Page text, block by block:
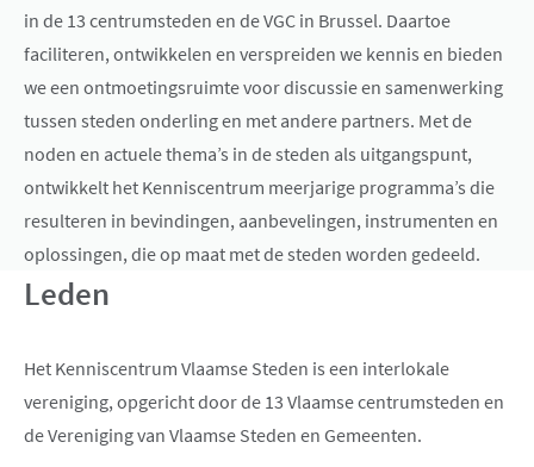
in de 13 centrumsteden en de VGC in Brussel. Daartoe
faciliteren, ontwikkelen en verspreiden we kennis en bieden
we een ontmoetingsruimte voor discussie en samenwerking
tussen steden onderling en met andere partners. Met de
noden en actuele thema’s in de steden als uitgangspunt,
ontwikkelt het Kenniscentrum meerjarige programma’s die
resulteren in bevindingen, aanbevelingen, instrumenten en
oplossingen, die op maat met de steden worden gedeeld.
Leden
Het Kenniscentrum Vlaamse Steden is een interlokale
vereniging, opgericht door de 13 Vlaamse centrumsteden en
de Vereniging van Vlaamse Steden en Gemeenten.